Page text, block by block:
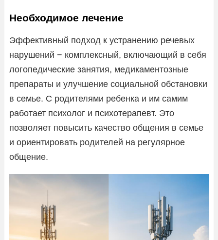
Необходимое лечение
Эффективный подход к устранению речевых
нарушений − комплексный, включающий в себя
логопедические занятия, медикаментозные
препараты и улучшение социальной обстановки
в семье. С родителями ребенка и им самим
работает психолог и психотерапевт. Это
позволяет повысить качество общения в семье
и ориентировать родителей на регулярное
общение.